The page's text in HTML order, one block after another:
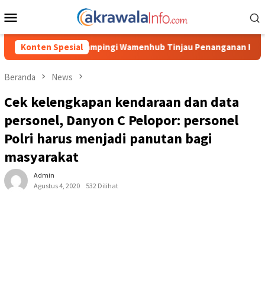
ke
Mobile
Konten Spesial
Wamenhub Tinjau Penanganan Korban KM Mutiara Sentosa II
Beranda News
Cek kelengkapan kendaraan dan data
personel, Danyon C Pelopor: personel
Polri harus menjadi panutan bagi
masyarakat
Admin
Agustus 4, 2020
532 Dilihat